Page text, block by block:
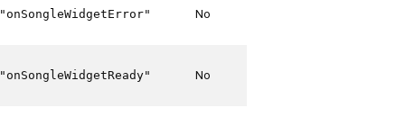
"onSongleWidgetError" No
"onSongleWidgetReady" No